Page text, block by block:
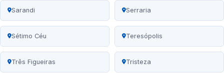
Sarandi Serraria
Sétimo Céu Teresópolis
Três Figueiras Tristeza